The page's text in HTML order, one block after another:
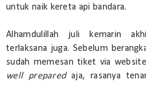
untuk naik kereta api bandara.
Alhamdulillah juli kemarin
terlaksana juga. Sebelum
sudah memesan tiket via
well preparedaja, rasanya